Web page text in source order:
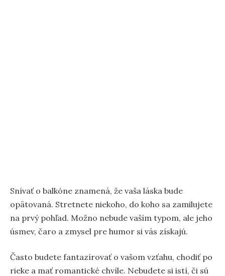
Snívať o balkóne znamená, že vaša láska bude
opätovaná. Stretnete niekoho, do koho sa zamilujete
na prvý pohľad. Možno nebude vaším typom, ale jeho
úsmev, čaro a zmysel pre humor si vás získajú.
Často budete fantazírovať o vašom vzťahu, chodiť po
rieke a mať romantické chvíle. Nebudete si istí, či sú